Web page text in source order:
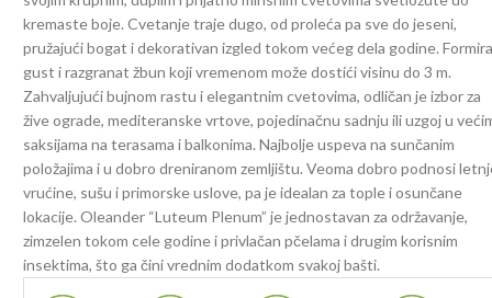
kremaste boje. Cvetanje traje dugo, od proleća pa sve do jeseni,
pružajući bogat i dekorativan izgled tokom većeg dela godine.
gust i razgranat žbun koji vremenom može dostići visinu do 3 m.
Zahvaljujući bujnom rastu i elegantnim cvetovima, odličan je izbor za
žive ograde, mediteranske vrtove, pojedinačnu sadnju ili uzgoj u
saksijama na terasama i balkonima. Najbolje uspeva na sunčanim
položajima i u dobro dreniranom zemljištu. Veoma dobro podnosi
vrućine, sušu i primorske uslove, pa je idealan za tople i osunčane
lokacije. Oleander “Luteum Plenum” je jednostavan za održavanje,
zimzelen tokom cele godine i privlačan pčelama i drugim korisnim
insektima, što ga čini vrednim dodatkom svakoj bašti.